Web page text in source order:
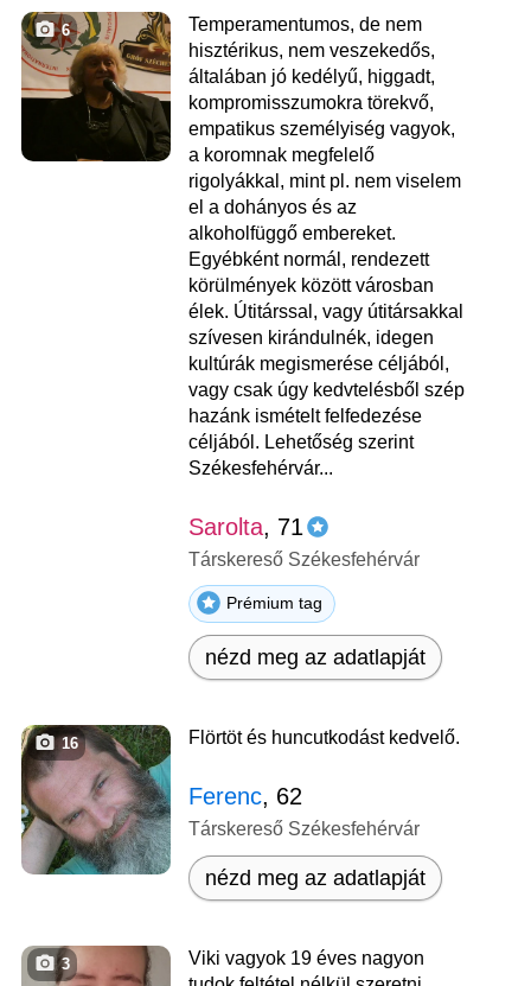
6
Temperamentumos, de nem
hisztérikus, nem veszekedős,
általában jó kedélyű, higgadt,
kompromisszumokra törekvő,
empatikus személyiség vagyok,
a koromnak megfelelő
rigolyákkal, mint pl. nem viselem
el a dohányos és az
alkoholfüggő embereket.
Egyébként normál, rendezett
körülmények között városban
élek. Útitárssal, vagy útitársakkal
szívesen kirándulnék, idegen
kultúrák megismerése céljából,
vagy csak úgy kedvtelésből szép
hazánk ismételt felfedezése
céljából. Lehetőség szerint
Székesfehérvár...
Sarolta, 71
Társkereső Székesfehérvár
Prémium tag
nézd meg az adatlapját
16 Flörtöt és huncutkodást kedvelő.
Ferenc, 62
Társkereső Székesfehérvár
nézd meg az adatlapját
3
Viki vagyok 19 éves nagyon